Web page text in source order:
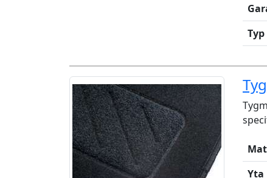
Typ
Yta